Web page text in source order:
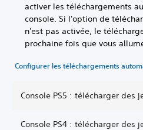
activer les téléchargements
console. Si l'option de
n'est pas activée, le
prochaine fois que vous
Configurer les téléchargements
Console PS5 : télécharger des
Console PS4 : télécharger des